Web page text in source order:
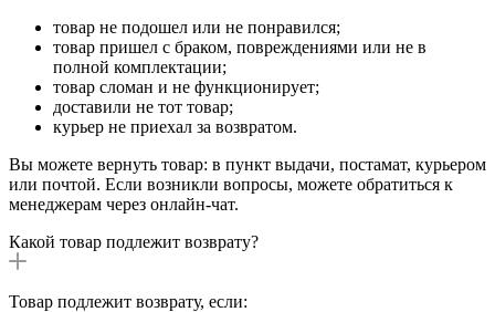
товар не подошел или не понравился;
товар пришел с браком, повреждениями или не в
полной комплектации;
товар сломан и не функционирует;
доставили не тот товар;
курьер не приехал за возвратом.
Вы можете вернуть товар: в пункт выдачи, постамат, курьером
или почтой. Если возникли вопросы, можете обратиться к
менеджерам через онлайн-чат.
Какой товар подлежит возврату?
Товар подлежит возврату, если: